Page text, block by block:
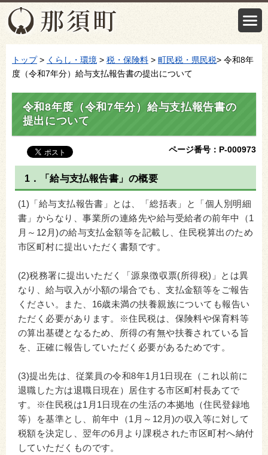
トップ> くらし・環境 > 税・保険料 > 町民税・県民税> 令和8年
度（令和7年分）給与支払報告書の提出について
令和8年度（令和7年分）給与支払報告書の
提出について
ページ番号：P-000973
1．「給与支払報告書」の概要
(1)「給与支払報告書」とは、「総括表」と「個人別明細
書」からなり、事業所の連絡先や給与受給者の前年中（1
月～12月)の給与支払金額等を記載し、住民税算出のため
市区町村に提出いただく書類です。
(2)税務署に提出いただく「源泉徴収票(所得税)」とは異
なり、給与収入が小額の場合でも、支払金額等をご報告
ください。また、16歳未満の扶養親族についても報告い
ただく必要があります。※住民税は、保険料や保育料等
の算出基礎となるため、所得の有無や扶養されている旨
を、正確に報告していただく必要があるためです。
(3)提出先は、従業員の令和8年1月1日現在（これ以前に
退職した方は退職日現在）居住する市区町村長あてで
す。※住民税は1月1日現在の生活の本拠地（住民登録地
等）を基準とし、前年中（1月～12月)の収入等に対して
税額を決定し、翌年の6月より課税された市区町村へ納付
していただくものです。